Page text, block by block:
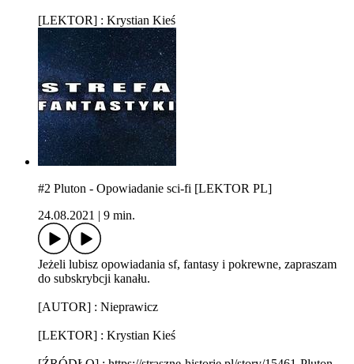
[LEKTOR] : Krystian Kieś
#2 Pluton - Opowiadanie sci-fi [LEKTOR PL]
24.08.2021
9 min.
Jeżeli lubisz opowiadania sf, fantasy i pokrewne, zapraszam
do subskrybcji kanału.
[AUTOR] : Nieprawicz
[LEKTOR] : Krystian Kieś